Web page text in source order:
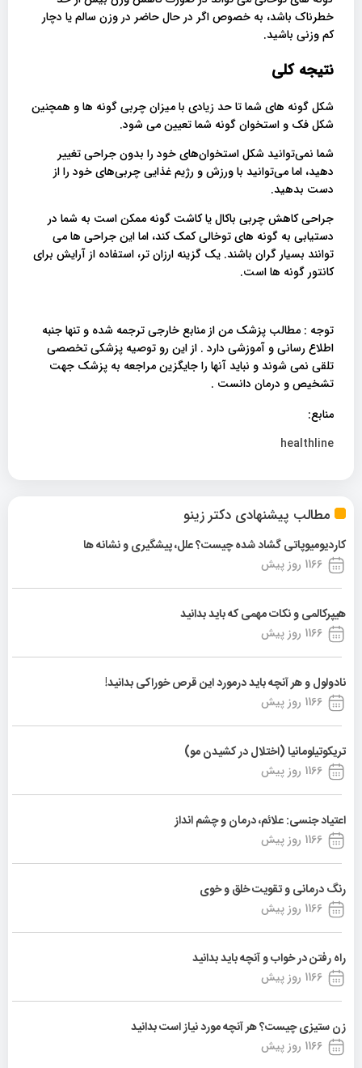
مطالب پیشنهادی دکتر زینو
کاردیومیوپاتی گشاد شده چیست؟ علل، پیشگیری و نشانه ها
1166 روز پیش
هیپرکالمی و نکات مهمی که باید بدانید
1166 روز پیش
نادولول و هر آنچه باید درمورد این قرص خوراکی بدانید!
1166 روز پیش
تریکوتیلومانیا (اختلال در کشیدن مو)
1166 روز پیش
اعتیاد جنسی: علائم، درمان و چشم انداز
1166 روز پیش
رنگ درمانی و تقویت خلق و خوی
1166 روز پیش
راه رفتن در خواب و آنچه باید بدانید
1166 روز پیش
زن ستیزی چیست؟ هر آنچه مورد نیاز است بدانید
1166 روز پیش
خطرناک باشد، به خصوص اگر در حال حاضر در وزن سالم یا دچار
کم وزنی باشید.
نتیجه کلی
شکل گونه های شما تا حد زیادی با میزان چربی گونه ها و همچنین
شکل فک و استخوان گونه شما تعیین می شود.
شما نمی‌توانید شکل استخوان‌های خود را بدون جراحی تغییر
دهید، اما می‌توانید با ورزش و رژیم غذایی چربی‌های خود را از
دست بدهید.
جراحی کاهش چربی باکال یا کاشت گونه ممکن است به شما در
دستیابی به گونه های توخالی کمک کند، اما این جراحی ها می
توانند بسیار گران باشند. یک گزینه ارزان تر، استفاده از آرایش برای
کانتور گونه ها است.
توجه : مطالب پزشک من از منابع خارجی ترجمه شده و تنها جنبه
اطلاع رسانی و آموزشی دارد . از این رو توصیه پزشکی تخصصی
تلقی نمی شوند و نباید آنها را جایگزین مراجعه به پزشک جهت
تشخیص و درمان دانست .
منابع:
healthline